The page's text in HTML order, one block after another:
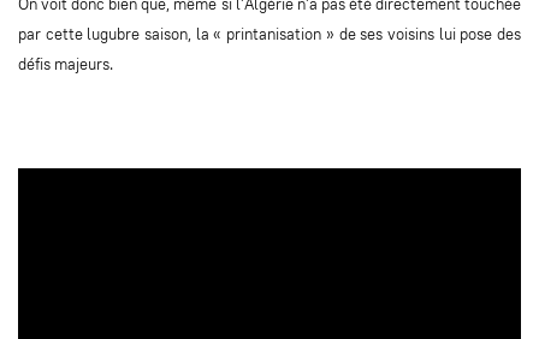
On voit donc bien que, même si l’Algérie n’a pas été directement touchée
par cette lugubre saison, la « printanisation » de ses voisins lui pose des
défis majeurs.